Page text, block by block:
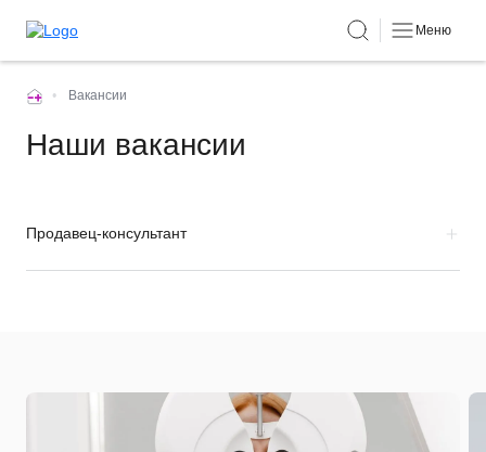
Меню
• Вакансии
Наши вакансии
Продавец-консультант